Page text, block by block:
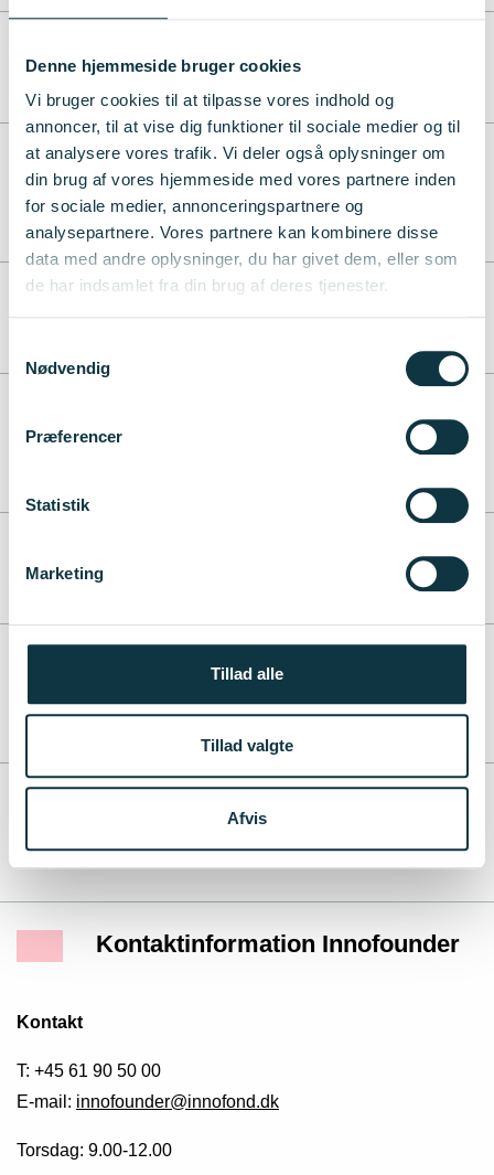
Denne hjemmeside bruger cookies
Vi bruger cookies til at tilpasse vores indhold og
annoncer, til at vise dig funktioner til sociale medier og til
at analysere vores trafik. Vi deler også oplysninger om
din brug af vores hjemmeside med vores partnere inden
for sociale medier, annonceringspartnere og
analysepartnere. Vores partnere kan kombinere disse
data med andre oplysninger, du har givet dem, eller som
de har indsamlet fra din brug af deres tjenester.
Nødvendig
Præferencer
Statistik
Marketing
Tillad alle
Tillad valgte
Afvis
Hvornår kan projektet starte
op?
Undervejs i projektet
Hvordan bliver investeringen
eller afrapportere undervejs i
kan overholde planen?
Hvad skal jeg gøre i
projektet?
Kontakt
Kontaktinformation Innofounder
Kontakt
T: +45 61 90 50 00
E-mail: innofounder@innofond.dk
Torsdag: 9.00-12.00